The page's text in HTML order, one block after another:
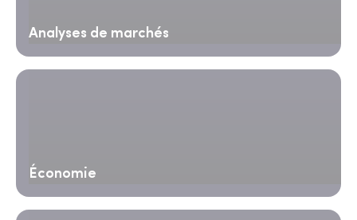
Analyses de marchés
Économie